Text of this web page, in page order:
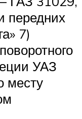
передних
7)
УАЗ
месту